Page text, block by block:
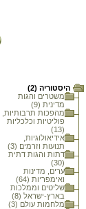
היסטוריה (2)
משטרים והגות
מדינית (9)
מהפכות תרבותיות,
פוליטיות וכלכליות
(13)
אידיאולוגיות,
תנועות וזרמים (3)
דתות והגות דתית
(30)
ערים, מדינות
ואימפריות (64)
שליטים וממלכות
בארץ-ישראל (8)
מלחמות עולם (3)